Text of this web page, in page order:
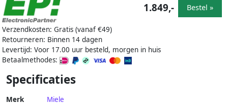
Verzendkosten: Gratis (vanaf €49)
Retourneren: Binnen 14 dagen
Levertijd: Voor 17.00 uur besteld, morgen in huis
Betaalmethodes:
1.849,- Bestel »
Specificaties
Merk Miele